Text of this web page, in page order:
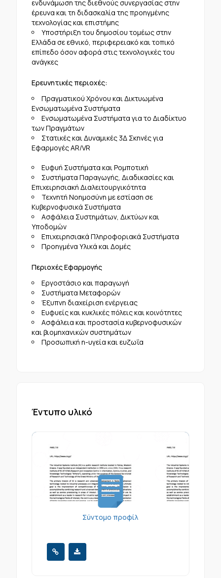
ενδυνάμωση της διεθνούς συνεργασίας στην
έρευνα και τη διδασκαλία της προηγμένης
τεχνολογίας και επιστήμης
Υποστήριξη του δημοσίου τομέως στην
Ελλάδα σε εθνικό, περιφερειακό και τοπικό
επίπεδο όσον αφορά στις τεχνολογικές του
ανάγκες
Ερευνητικές περιοχές:
Πραγματικού Χρόνου και Δικτυωμένα
Ενσωματωμένα Συστήματα
Ενσωματωμένα Συστήματα για το Διαδίκτυο
των Πραγμάτων
Στατικές και Δυναμικές 3Δ Σκηνές για
Εφαρμογές AR/VR
Ευφυή Συστήματα και Ρομποτική
Συστήματα Παραγωγής, Διαδικασίες και
Επιχειρησιακή Διαλειτουργικότητα
Τεχνητή Νοημοσύνη με εστίαση σε
Κυβερνοφυσικά Συστήματα
Ασφάλεια Συστημάτων, Δικτύων και
Υποδομών
Επιχειρησιακά Πληροφοριακά Συστήματα
Προηγμένα Υλικά και Δομές
Περιοχές Εφαρμογής
Εργοστάσιο και παραγωγή
Συστήματα Μεταφορών
Έξυπνη διαχείριση ενέργειας
Ευφυείς και κυκλικές πόλεις και κοινότητες
Ασφάλεια και προστασία κυβερνοφυσικών
και βιομηχανικών συστημάτων
Προσωπική η-υγεία και ευζωΐα
Έντυπο υλικό
Σύντομο προφίλ